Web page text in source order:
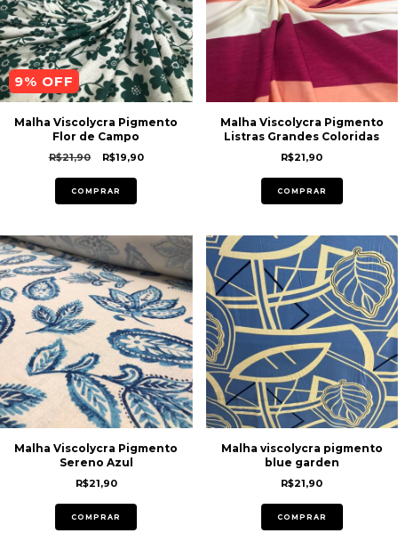
9% OFF
Malha Viscolycra Pigmento
Flor de Campo
R$21,90 R$19,90
COMPRAR
Malha Viscolycra Pigmento
Listras Grandes Coloridas
R$21,90
COMPRAR
Malha Viscolycra Pigmento
Sereno Azul
R$21,90
COMPRAR
Malha viscolycra pigmento
blue garden
R$21,90
COMPRAR